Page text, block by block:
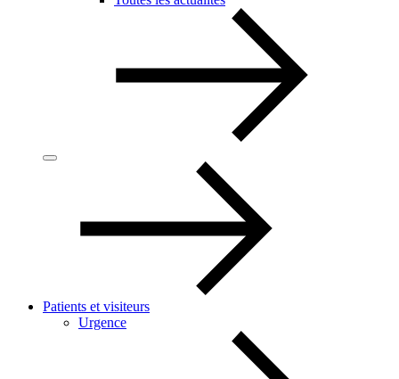
Patients et visiteurs
Urgence